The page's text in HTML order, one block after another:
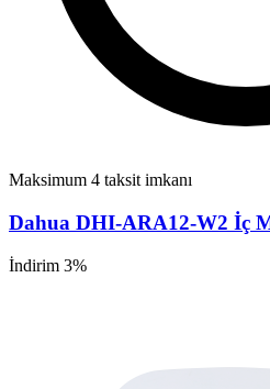
Maksimum 4 taksit imkanı
Dahua DHI-ARA12-W2 İç
İndirim 3%